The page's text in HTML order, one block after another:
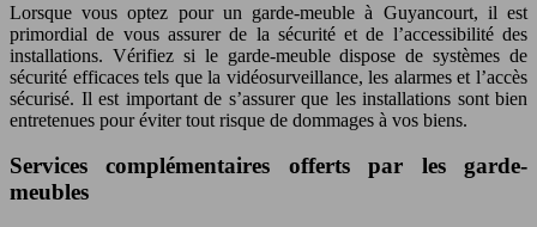
Lorsque vous optez pour un garde-meuble à Guyancourt, il est
primordial de vous assurer de la sécurité et de l’accessibilité des
installations. Vérifiez si le garde-meuble dispose de systèmes de
sécurité efficaces tels que la vidéosurveillance, les alarmes et l’accès
sécurisé. Il est important de s’assurer que les installations sont bien
entretenues pour éviter tout risque de dommages à vos biens.
Services complémentaires offerts par les garde-
meubles